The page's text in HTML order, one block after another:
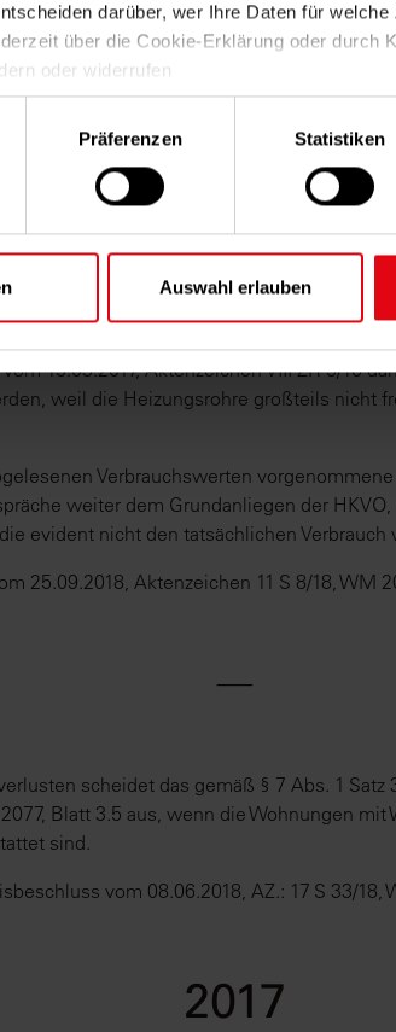
darüber, wer Ihre Daten für
über die Cookie-Erklärung oder durch
oder widerrufen
würden wir auch gerne:
darüber, wie Ihre persönlichen Daten
in vollem Umfang nutzen können,
Weitere Informationen zu Cookies sowie
Präferenzen Statistiken
Auswahl erlauben
Aktenzeichen: V ZR 9/19, WUM 2020, Seite
Einrohrheizung versorgten Haus bei einem
% zu einer extremen und nicht
für die übrigen sieben
15.03.2017, Aktenzeichen VIII ZR 5/16
weil die Heizungsrohre großteils nicht
Verbrauchswerten
weiter dem Grundanliegen der
evident nicht den tatsächlichen Verbrauch
25.09.2018, Aktenzeichen 11 S 8/18, WM
⸺
scheidet das gemäß § 7 Abs. 1
Blatt 3.5 aus, wenn die Wohnungen
sind.
vom 08.06.2018, AZ.: 17 S 33/18,
2017